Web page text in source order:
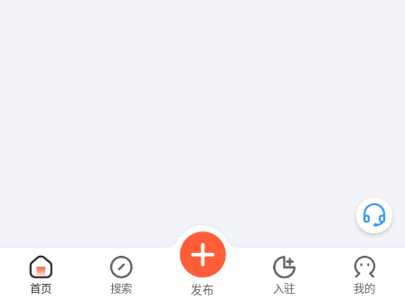
首页 搜索 发布 入驻 我的